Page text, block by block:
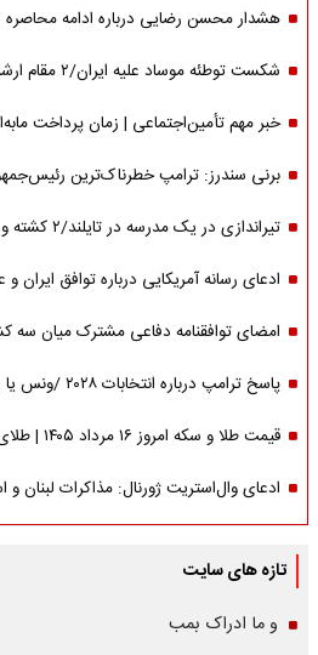
هشدار محسن رضایی درباره ادامه محاصره
شکست توطئه موساد علیه ایران/۲ مقام‌ ارشد برکنار شدند
خبر مهم تأمین‌اجتماعی | زمان پرداخت
برنی سندرز: ترامپ خطرناک‌ترین
تیراندازی در یک مدرسه در تایلند/۲ کشته و ۱۵ مجروح
ادعای رسانه آمریکایی درباره توافق ایران و
امضای توافقنامه دفاعی مشترک میان سه
پاسخ ترامپ درباره انتخابات ۲۰۲۸ /ونس یا روبیو؟
قیمت طلا و سکه امروز ۱۶ مرداد ۱۴۰۵ | طلای دست دوم گرمی چند؟
ادعای وال‌استریت ژورنال: مذاکرات لبنان
تازه های سایت
و ما ادراک بمب